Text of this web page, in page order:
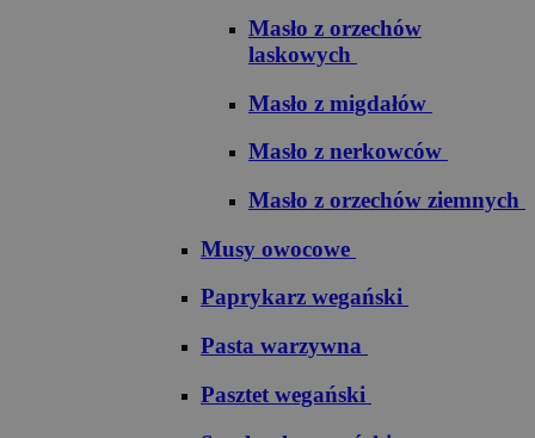
Masło z orzechów
laskowych
Masło z migdałów
Masło z nerkowców
Masło z orzechów ziemnych
Musy owocowe
Paprykarz wegański
Pasta warzywna
Pasztet wegański